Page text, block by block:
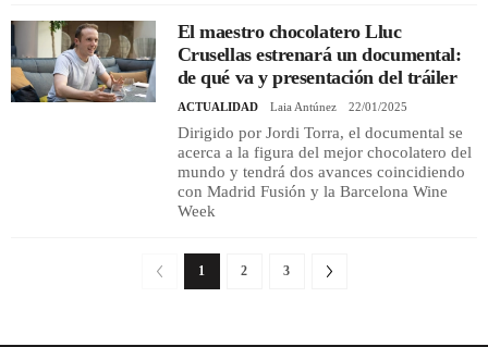
El maestro chocolatero Lluc
Crusellas estrenará un documental:
de qué va y presentación del tráiler
ACTUALIDAD Laia Antúnez 22/01/2025
Dirigido por Jordi Torra, el documental se
acerca a la figura del mejor chocolatero del
mundo y tendrá dos avances coincidiendo
con Madrid Fusión y la Barcelona Wine
Week
1 2 3